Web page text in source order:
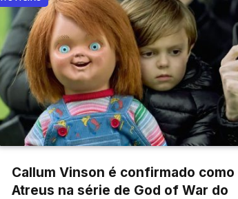
Callum Vinson é confirmado como
Atreus na série de God of War do